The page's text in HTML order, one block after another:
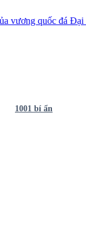
đá Đại Zimbabwe
1001 bí ẩn